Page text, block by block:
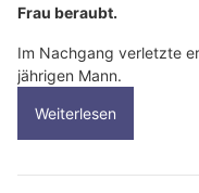
Frau beraubt.
Im Nachgang verletzte
jährigen Mann.
Weiterlesen